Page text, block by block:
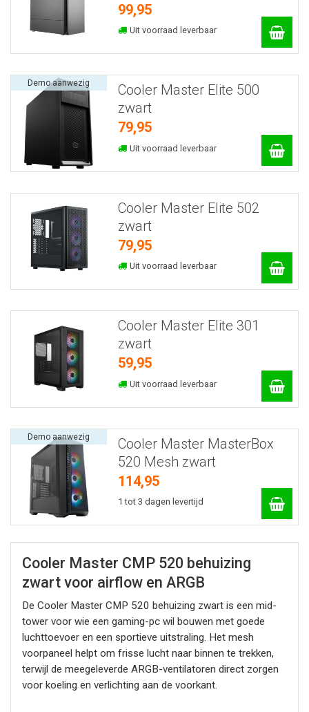
99,95
Uit voorraad leverbaar
Cooler Master Elite 500
zwart
79,95
Uit voorraad leverbaar
Demo aanwezig
Cooler Master Elite 502
zwart
79,95
Uit voorraad leverbaar
Cooler Master Elite 301
zwart
59,95
Uit voorraad leverbaar
Cooler Master MasterBox
520 Mesh zwart
114,95
1 tot 3 dagen levertijd
Demo aanwezig
Cooler Master CMP 520 behuizing
zwart voor airflow en ARGB
De Cooler Master CMP 520 behuizing zwart is een mid-
tower voor wie een gaming-pc wil bouwen met goede
luchttoevoer en een sportieve uitstraling. Het mesh
voorpaneel helpt om frisse lucht naar binnen te trekken,
terwijl de meegeleverde ARGB-ventilatoren direct zorgen
voor koeling en verlichting aan de voorkant.